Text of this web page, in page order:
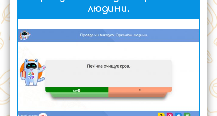
людини.